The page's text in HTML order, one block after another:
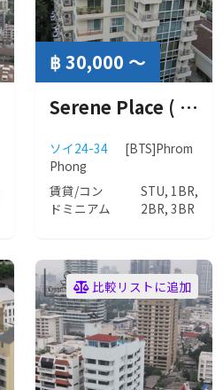
฿ 30,000 ～
Serene Place ( セレネ プレイス )
ソイ24-34
[BTS]Phrom
Phong
賃貸/コン
ドミニアム
STU, 1BR,
2BR, 3BR
比較リストに追加